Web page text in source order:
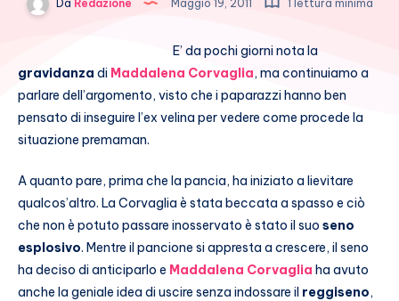
Da Redazione Maggio 19, 2011 1 lettura minima
E’ da pochi giorni nota la
gravidanza di Maddalena Corvaglia, ma continuiamo a
parlare dell’argomento, visto che i paparazzi hanno ben
pensato di inseguire l’ex velina per vedere come procede la
situazione premaman.
A quanto pare, prima che la pancia, ha iniziato a lievitare
qualcos’altro. La Corvaglia è stata beccata a spasso e ciò
che non è potuto passare inosservato è stato il suo seno
esplosivo. Mentre il pancione si appresta a crescere, il seno
ha deciso di anticiparlo e Maddalena Corvaglia ha avuto
anche la geniale idea di uscire senza indossare il reggiseno,